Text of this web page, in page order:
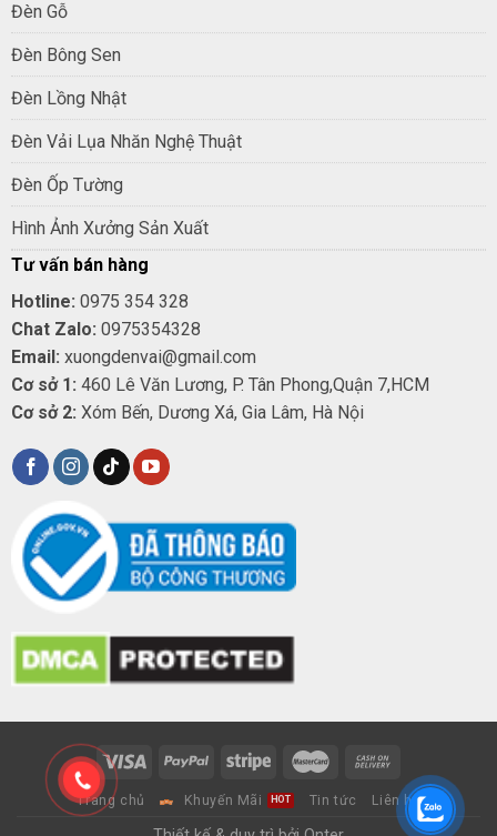
Đèn Gỗ
Đèn Bông Sen
Đèn Lồng Nhật
Đèn Vải Lụa Nhăn Nghệ Thuật
Đèn Ốp Tường
Hình Ảnh Xưởng Sản Xuất
Tư vấn bán hàng
Hotline: 0975 354 328
Chat Zalo: 0975354328
Email: xuongdenvai@gmail.com
Cơ sở 1: 460 Lê Văn Lương, P. Tân Phong,Quận 7,HCM
Cơ sở 2: Xóm Bến, Dương Xá, Gia Lâm, Hà Nội
Trang chủ Khuyến Mãi Tin tức Liên hệ